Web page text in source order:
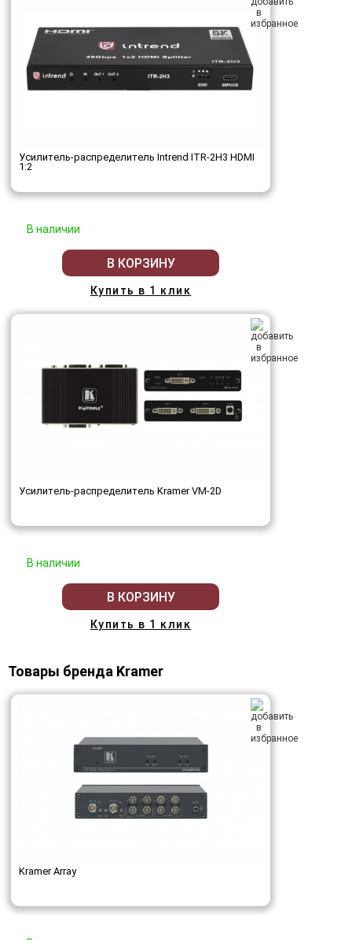
Усилитель-распределитель Intrend ITR-2H3 HDMI
1:2
В наличии
В КОРЗИНУ
Купить в 1 клик
Усилитель-распределитель Kramer VM-2D
В наличии
В КОРЗИНУ
Купить в 1 клик
Товары бренда Kramer
Kramer Array